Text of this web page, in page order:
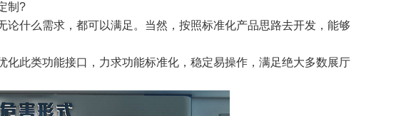
制?
什么需求，都可以满足。当然，按照标准化产品思路去开发，能够
此类功能接口，力求功能标准化，稳定易操作，满足绝大多数展厅